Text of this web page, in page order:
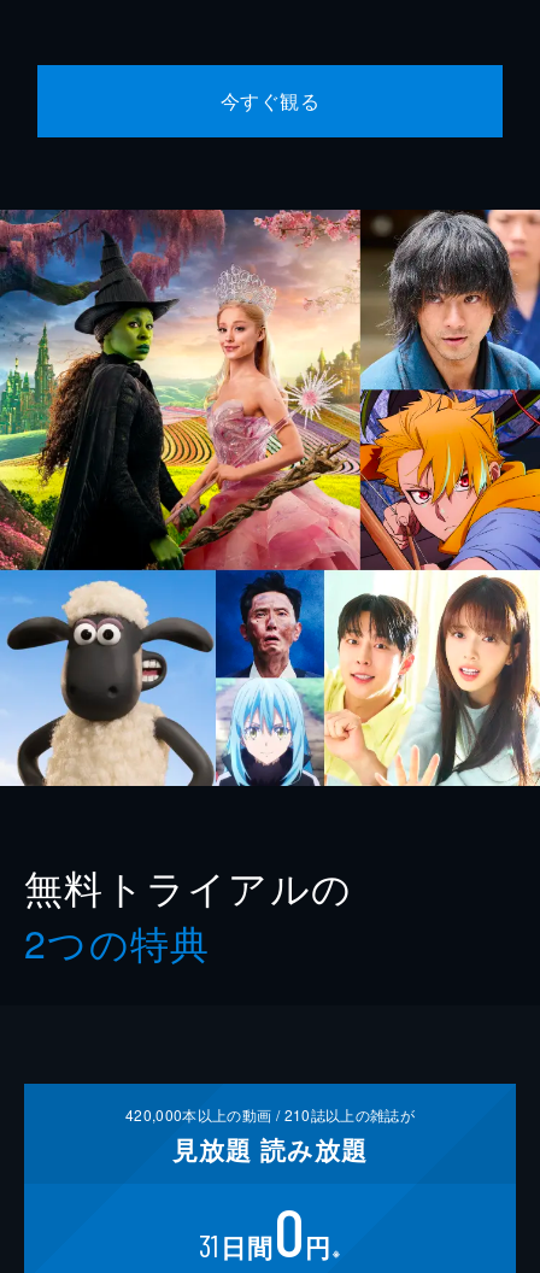
今すぐ観る
無料トライアルの
2つの特典
420,000本以上の動画 /210誌以上の雑誌が
見放題 読み放題
31 日間0円 ※